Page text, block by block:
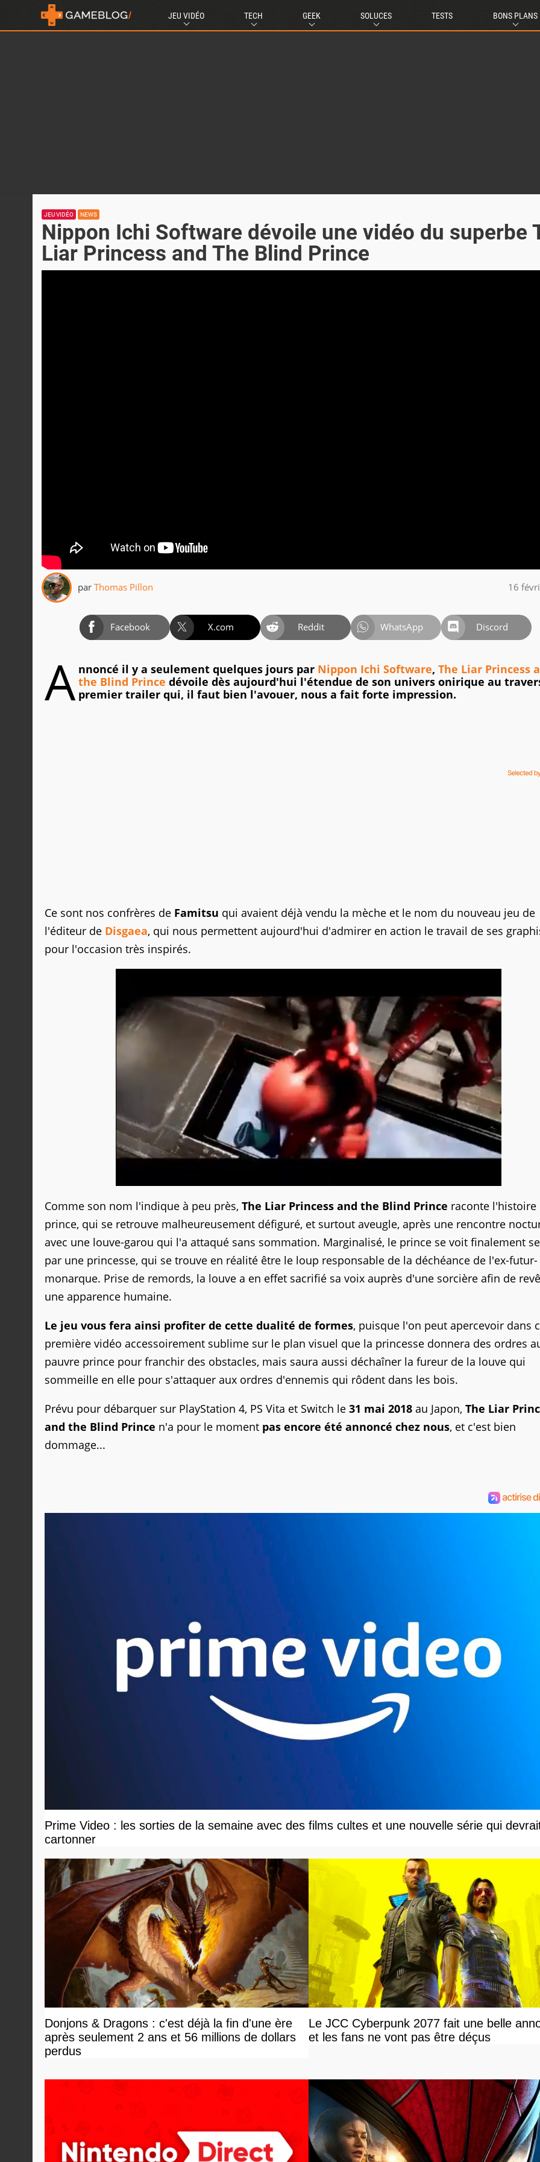
JEU VIDÉO TECH GEEK SOLUCES TESTS BONS PLANS
JEU VIDÉO NEWS
Nippon Ichi Software dévoile une vidéo du superbe
Liar Princess and The Blind Prince
par Thomas Pillon 16
Facebook X.com Reddit WhatsApp Discord
A nnoncé il y a seulement quelques jours par Nippon Ichi Software, The Liar Princess
the Blind Prince dévoile dès aujourd'hui l'étendue de son univers onirique au
premier trailer qui, il faut bien l'avouer, nous a fait forte impression.
Ce sont nos confrères de Famitsu qui avaient déjà vendu la mèche et le nom du nouveau jeu de
l'éditeur de Disgaea, qui nous permettent aujourd'hui d'admirer en action le travail de ses
pour l'occasion très inspirés.
Comme son nom l'indique à peu près, The Liar Princess and the Blind Prince raconte l'histoire
prince, qui se retrouve malheureusement défiguré, et surtout aveugle, après une rencontre
avec une louve-garou qui l'a attaqué sans sommation. Marginalisé, le prince se voit finalement
par une princesse, qui se trouve en réalité être le loup responsable de la déchéance de l'ex-futur-
monarque. Prise de remords, la louve a en effet sacrifié sa voix auprès d'une sorcière afin de
une apparence humaine.
Le jeu vous fera ainsi profiter de cette dualité de formes, puisque l'on peut apercevoir dans
première vidéo accessoirement sublime sur le plan visuel que la princesse donnera des ordres
pauvre prince pour franchir des obstacles, mais saura aussi déchaîner la fureur de la louve qui
sommeille en elle pour s'attaquer aux ordres d'ennemis qui rôdent dans les bois.
Prévu pour débarquer sur PlayStation 4, PS Vita et Switch le 31 mai 2018 au Japon, The Liar
and the Blind Prince n'a pour le moment pas encore été annoncé chez nous, et c'est bien
dommage...
Prime Video : les sorties de la semaine avec des films cultes et une nouvelle série qui
cartonner
Donjons & Dragons : c'est déjà la fin d'une ère
après seulement 2 ans et 56 millions de dollars
perdus
Le JCC Cyberpunk 2077 fait une belle
et les fans ne vont pas être déçus